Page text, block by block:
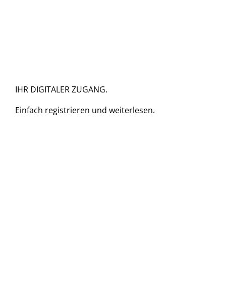
IHR DIGITALER ZUGANG.
Einfach registrieren und weiterlesen.